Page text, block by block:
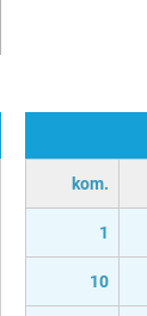
kom.
1
10